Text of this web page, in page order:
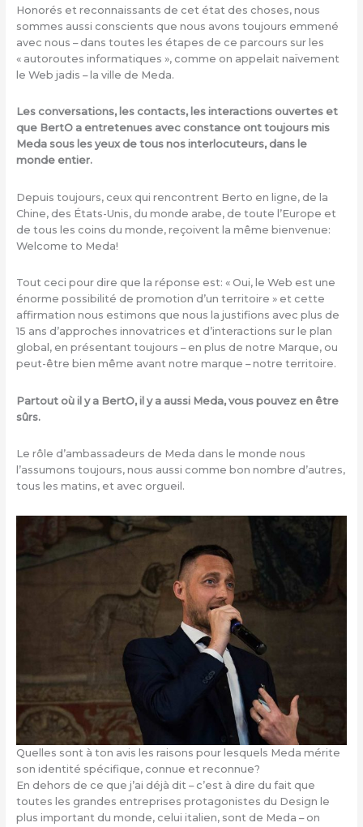
Honorés et reconnaissants de cet état des choses, nous
sommes aussi conscients que nous avons toujours emmené
avec nous – dans toutes les étapes de ce parcours sur les
« autoroutes informatiques », comme on appelait naïvement
le Web jadis – la ville de Meda.
Les conversations, les contacts, les interactions ouvertes et
que BertO a entretenues avec constance ont toujours mis
Meda sous les yeux de tous nos interlocuteurs, dans le
monde entier.
Depuis toujours, ceux qui rencontrent Berto en ligne, de la
Chine, des États-Unis, du monde arabe, de toute l’Europe et
de tous les coins du monde, reçoivent la même bienvenue:
Welcome to Meda!
Tout ceci pour dire que la réponse est: « Oui, le Web est une
énorme possibilité de promotion d’un territoire » et cette
affirmation nous estimons que nous la justifions avec plus de
15 ans d’approches innovatrices et d’interactions sur le plan
global, en présentant toujours – en plus de notre Marque, ou
peut-être bien même avant notre marque – notre territoire.
Partout où il y a BertO, il y a aussi Meda, vous pouvez en être
sûrs.
Le rôle d’ambassadeurs de Meda dans le monde nous
l’assumons toujours, nous aussi comme bon nombre d’autres,
tous les matins, et avec orgueil.
Quelles sont à ton avis les raisons pour lesquels Meda mérite
son identité spécifique, connue et reconnue?
En dehors de ce que j’ai déjà dit – c’est à dire du fait que
toutes les grandes entreprises protagonistes du Design le
plus important du monde, celui italien, sont de Meda – on